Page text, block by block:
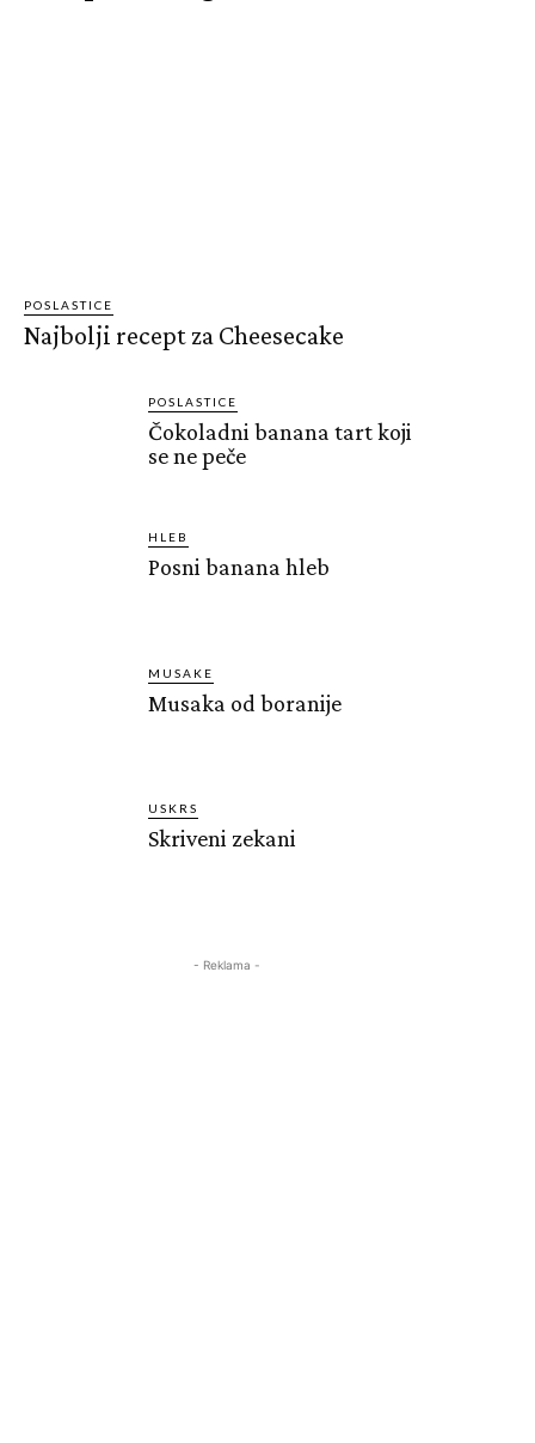
POSLASTICE
Najbolji recept za Cheesecake
POSLASTICE
Čokoladni banana tart koji
se ne peče
HLEB
Posni banana hleb
MUSAKE
Musaka od boranije
USKRS
Skriveni zekani
- Reklama -